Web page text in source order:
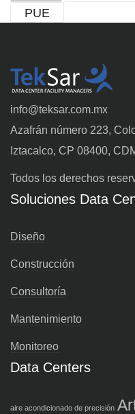
PUE
info@teksar.com.mx
Azafrán número 223,
Iztacalco, CP 08400,
Todos los derechos
Soluciones Data
Diseño
Construcción
Consultoría
Mantenimiento
Monitoreo
Data Centers
aire acondicionado de precisión